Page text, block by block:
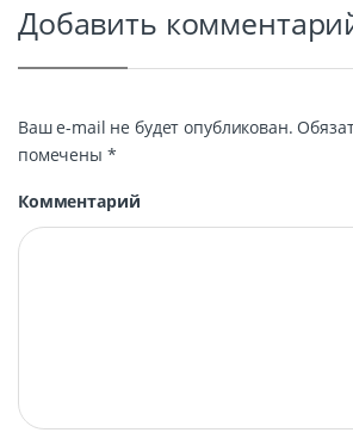
Добавить
Ваш e-mail не будет опубликован.
помечены *
Комментарий